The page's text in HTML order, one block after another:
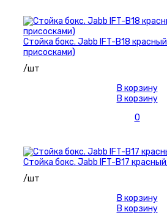
Стойка бокс. Jabb IFT-B18
присосками)
/шт
В корзину
В корзину
0
Стойка бокс. Jabb IFT-B17
/шт
В корзину
В корзину